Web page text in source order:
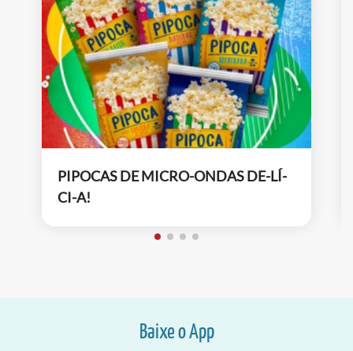
PIPOCAS DE MICRO-ONDAS DE-LÍ-
CI-A!
Baixe o App